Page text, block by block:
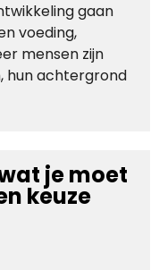
gaan
voeding,
mensen zijn
hun achtergrond
je moet
keuze